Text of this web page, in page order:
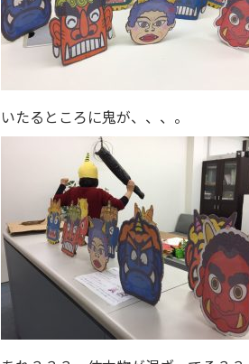
いたるところに鬼が、、、。